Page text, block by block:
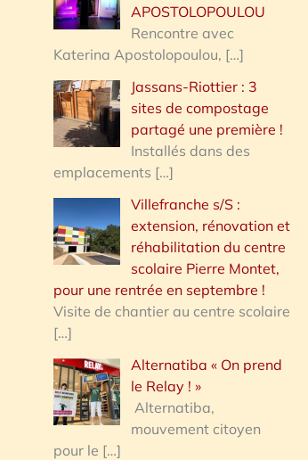
APOSTOLOPOULOU
Rencontre avec
Katerina Apostolopoulou, […]
Jassans-Riottier : 3
sites de compostage
partagé une première !
Installés dans des
emplacements […]
Villefranche s/S :
extension, rénovation et
réhabilitation du centre
scolaire Pierre Montet,
pour une rentrée en septembre !
Visite de chantier au centre scolaire
[…]
Alternatiba « On prend
le Relay ! »
Alternatiba,
mouvement citoyen
pour le […]